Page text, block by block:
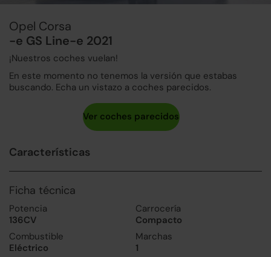
Opel Corsa
-e GS Line-e 2021
¡Nuestros coches vuelan!
En este momento no tenemos la versión que estabas
buscando. Echa un vistazo a coches parecidos.
Características
Ficha técnica
Potencia
136CV
Carrocería
Compacto
Combustible
Eléctrico
Marchas
1